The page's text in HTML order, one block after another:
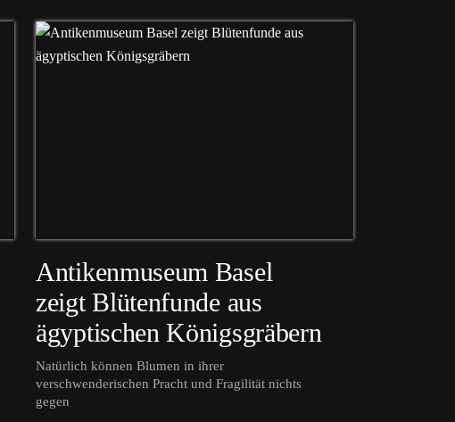
Antikenmuseum Basel
zeigt Blütenfunde aus
ägyptischen Königsgräbern
Natürlich können Blumen in ihrer
verschwenderischen Pracht und Fragilität nichts
gegen